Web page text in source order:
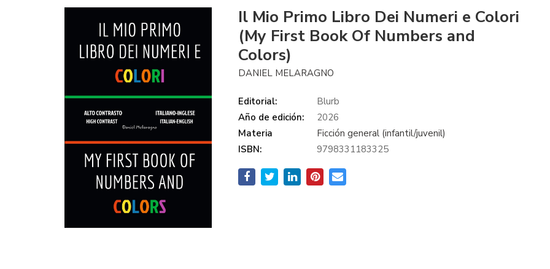
Il Mio Primo Libro Dei Numeri e Colori
(My First Book Of Numbers and
Colors)
DANIEL MELARAGNO
Editorial:
Blurb
Año de edición:
2026
Materia
Ficción general (infantil/juvenil)
ISBN:
9798331183325